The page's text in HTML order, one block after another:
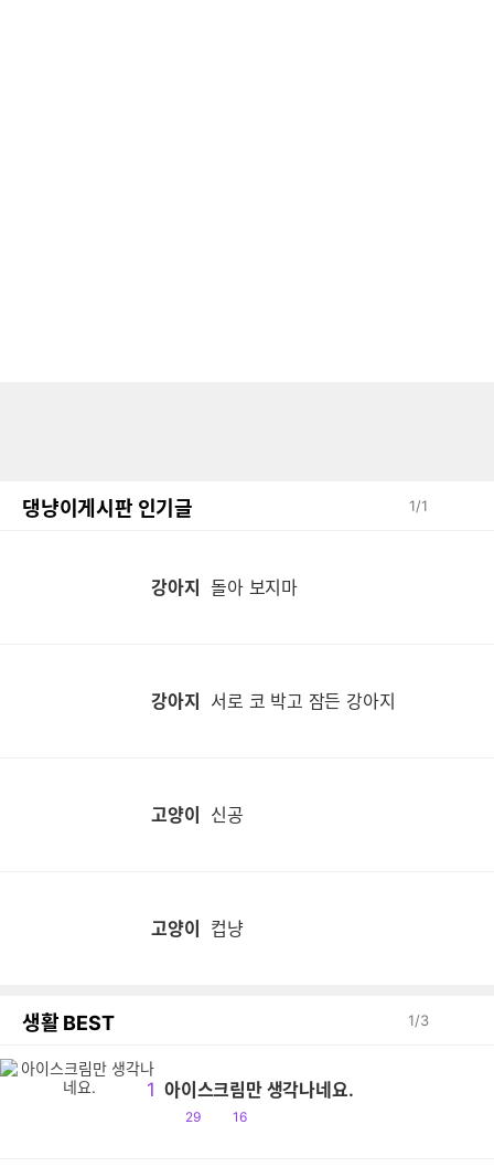
댕냥이게시판 인기글 1/1
강아지 돌아 보지마
강아지 서로 코 박고 잠든 강아지
고양이 신공
고양이 컵냥
생활 BEST 1/3
1 아이스크림만 생각나네요.
공
29
댓
16